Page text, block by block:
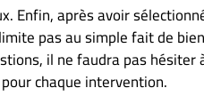
Enfin, après avoir
pas au simple fait de
il ne faudra pas hésiter
chaque intervention.